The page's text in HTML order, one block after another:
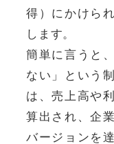
得）にかけら
します。
簡単に言うと
ない」という
は、売上高や
算出され、企
バージョンを